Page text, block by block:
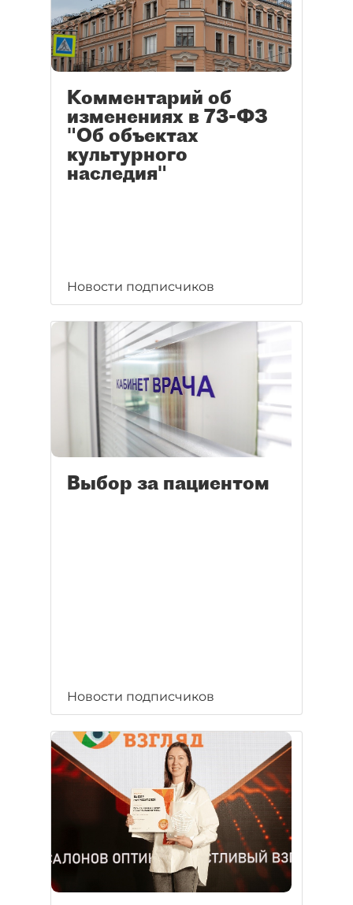
Комментарий об
изменениях в 73-ФЗ
"Об объектах
культурного
наследия"
Новости подписчиков
Выбор за пациентом
Новости подписчиков